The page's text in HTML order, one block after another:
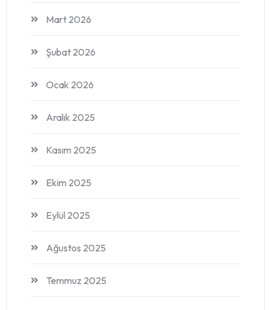
Mart 2026
Şubat 2026
Ocak 2026
Aralık 2025
Kasım 2025
Ekim 2025
Eylül 2025
Ağustos 2025
Temmuz 2025